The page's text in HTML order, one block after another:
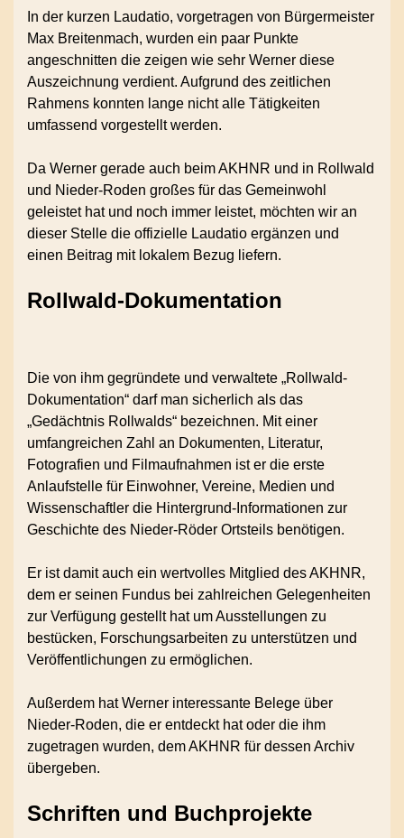
In der kurzen Laudatio, vorgetragen von Bürgermeister
Max Breitenmach, wurden ein paar Punkte
angeschnitten die zeigen wie sehr Werner diese
Auszeichnung verdient. Aufgrund des zeitlichen
Rahmens konnten lange nicht alle Tätigkeiten
umfassend vorgestellt werden.
Da Werner gerade auch beim AKHNR und in Rollwald
und Nieder-Roden großes für das Gemeinwohl
geleistet hat und noch immer leistet, möchten wir an
dieser Stelle die offizielle Laudatio ergänzen und
einen Beitrag mit lokalem Bezug liefern.
Rollwald-Dokumentation
Die von ihm gegründete und verwaltete „Rollwald-
Dokumentation“ darf man sicherlich als das
„Gedächtnis Rollwalds“ bezeichnen. Mit einer
umfangreichen Zahl an Dokumenten, Literatur,
Fotografien und Filmaufnahmen ist er die erste
Anlaufstelle für Einwohner, Vereine, Medien und
Wissenschaftler die Hintergrund-Informationen zur
Geschichte des Nieder-Röder Ortsteils benötigen.
Er ist damit auch ein wertvolles Mitglied des AKHNR,
dem er seinen Fundus bei zahlreichen Gelegenheiten
zur Verfügung gestellt hat um Ausstellungen zu
bestücken, Forschungsarbeiten zu unterstützen und
Veröffentlichungen zu ermöglichen.
Außerdem hat Werner interessante Belege über
Nieder-Roden, die er entdeckt hat oder die ihm
zugetragen wurden, dem AKHNR für dessen Archiv
übergeben.
Schriften und Buchprojekte